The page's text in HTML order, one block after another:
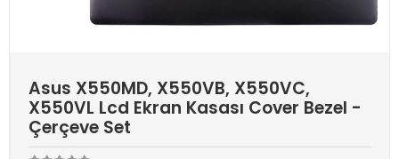
Asus X550MD, X550VB, X550VC,
X550VL Lcd Ekran Kasası Cover Bezel -
Çerçeve Set